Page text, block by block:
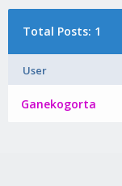
Total Posts: 1
User
Ganekogorta